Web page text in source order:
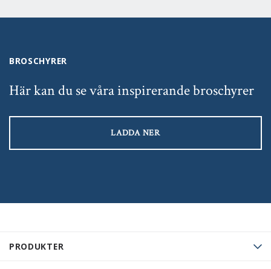
PRODUKTER
BROSCHYRER
Här kan du se våra inspirerande broschyrer
LADDA NER